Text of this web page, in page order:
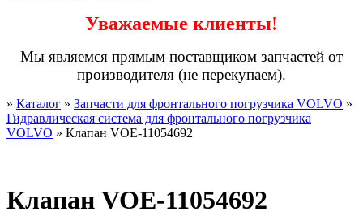
Уважаемые клиенты!
Мы являемся прямым поставщиком запчастей от
производителя (не перекупаем).
» Каталог » Запчасти для фронтального погрузчика VOLVO »
Гидравлическая система для фронтального погрузчика
VOLVO » Клапан VOE-11054692
Клапан VOE-11054692